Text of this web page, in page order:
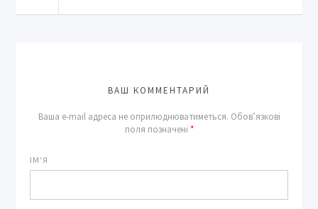
ВАШ КОММЕНТАРИЙ
Ваша e-mail адреса не оприлюднюватиметься. Обов’язкові
поля позначені *
ІМ'Я